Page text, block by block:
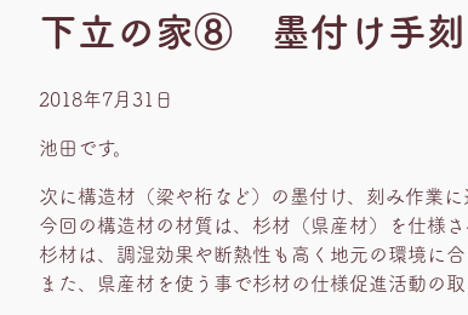
下立の家⑧ 墨付け手
2018年7月31日
池田です。
次に構造材（梁や桁など）の墨付け、刻み作業に
今回の構造材の材質は、杉材（県産材）を仕様さ
杉材は、調湿効果や断熱性も高く地元の環境に合
また、県産材を使う事で杉材の仕様促進活動の取